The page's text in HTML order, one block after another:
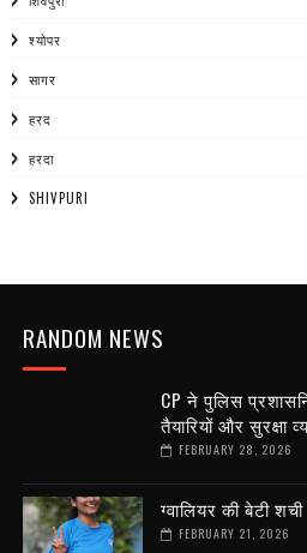
श्योपर
सागर
हरद
हरदा
SHIVPURI
RANDOM NEWS
CP ने पुलिस
तैयारियों और सुरक्षा
FEBRUARY 28, 2026
ग्वालियर की बेटी
FEBRUARY 21, 2026